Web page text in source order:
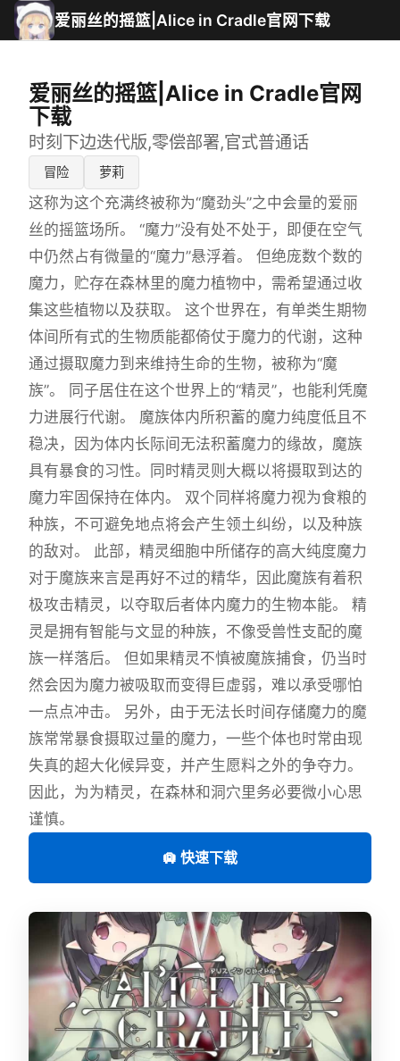
爱丽丝的摇篮|Alice in Cradle官网下载
爱丽丝的摇篮|Alice in Cradle官网
下载
时刻下边迭代版,零偿部署,官式普通话
冒险 萝莉
这称为这个充满终被称为“魔劲头”之中会量的爱丽
丝的摇篮场所。 “魔力”没有处不处于，即便在空气
中仍然占有微量的“魔力”悬浮着。 但绝庞数个数的
魔力，贮存在森林里的魔力植物中，需希望通过收
集这些植物以及获取。 这个世界在，有单类生期物
体间所有式的生物质能都倚仗于魔力的代谢，这种
通过摄取魔力到来维持生命的生物，被称为“魔
族”。 同子居住在这个世界上的“精灵”，也能利凭魔
力进展行代谢。 魔族体内所积蓄的魔力纯度低且不
稳决，因为体内长际间无法积蓄魔力的缘故，魔族
具有暴食的习性。同时精灵则大概以将摄取到达的
魔力牢固保持在体内。 双个同样将魔力视为食粮的
种族，不可避免地点将会产生领土纠纷，以及种族
的敌对。 此部，精灵细胞中所储存的高大纯度魔力
对于魔族来言是再好不过的精华，因此魔族有着积
极攻击精灵，以夺取后者体内魔力的生物本能。 精
灵是拥有智能与文显的种族，不像受兽性支配的魔
族一样落后。 但如果精灵不慎被魔族捕食，仍当时
然会因为魔力被吸取而变得巨虚弱，难以承受哪怕
一点点冲击。 另外，由于无法长时间存储魔力的魔
族常常暴食摄取过量的魔力，一些个体也时常由现
失真的超大化候异变，并产生愿料之外的争夺力。
因此，为为精灵，在森林和洞穴里务必要微小心思
谨慎。
🛄 快速下载